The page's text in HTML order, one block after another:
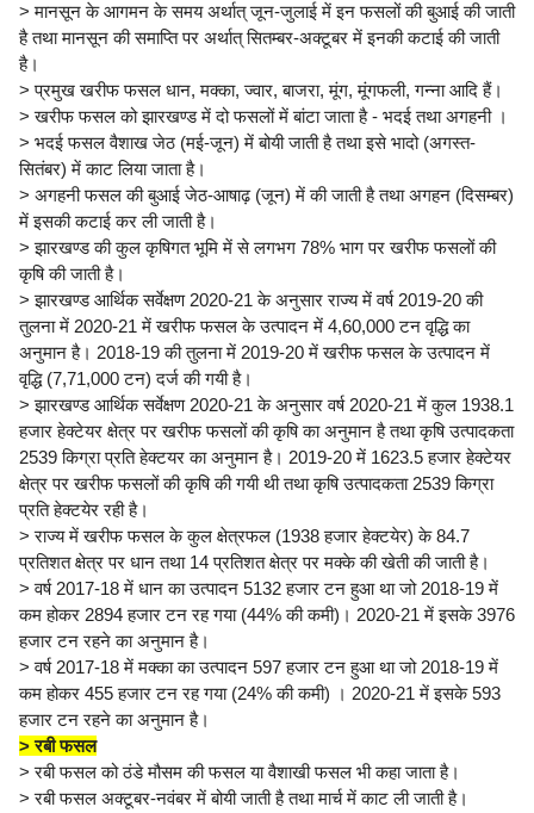
> मानसून के आगमन के समय अर्थात् जून-जुलाई में इन फसलों की बुआई की जाती
है तथा मानसून की समाप्ति पर अर्थात् सितम्बर-अक्टूबर में इनकी कटाई की जाती
है।
> प्रमुख खरीफ फसल धान, मक्का, ज्वार, बाजरा, मूंग, मूंगफली, गन्ना आदि हैं।
> खरीफ फसल को झारखण्ड में दो फसलों में बांटा जाता है - भदई तथा अगहनी ।
> भदई फसल वैशाख जेठ (मई-जून) में बोयी जाती है तथा इसे भादो (अगस्त-
सितंबर) में काट लिया जाता है।
> अगहनी फसल की बुआई जेठ-आषाढ़ (जून) में की जाती है तथा अगहन (दिसम्बर)
में इसकी कटाई कर ली जाती है।
> झारखण्ड की कुल कृषिगत भूमि में से लगभग 78% भाग पर खरीफ फसलों की
कृषि की जाती है।
> झारखण्ड आर्थिक सर्वेक्षण 2020-21 के अनुसार राज्य में वर्ष 2019-20 की
तुलना में 2020-21 में खरीफ फसल के उत्पादन में 4,60,000 टन वृद्धि का
अनुमान है। 2018-19 की तुलना में 2019-20 में खरीफ फसल के उत्पादन में
वृद्धि (7,71,000 टन) दर्ज की गयी है।
> झारखण्ड आर्थिक सर्वेक्षण 2020-21 के अनुसार वर्ष 2020-21 में कुल 1938.1
हजार हेक्टेयर क्षेत्र पर खरीफ फसलों की कृषि का अनुमान है तथा कृषि उत्पादकता
2539 किग्रा प्रति हेक्टयर का अनुमान है। 2019-20 में 1623.5 हजार हेक्टेयर
क्षेत्र पर खरीफ फसलों की कृषि की गयी थी तथा कृषि उत्पादकता 2539 किग्रा
प्रति हेक्टयेर रही है।
> राज्य में खरीफ फसल के कुल क्षेत्रफल (1938 हजार हेक्टयेर) के 84.7
प्रतिशत क्षेत्र पर धान तथा 14 प्रतिशत क्षेत्र पर मक्के की खेती की जाती है।
> वर्ष 2017-18 में धान का उत्पादन 5132 हजार टन हुआ था जो 2018-19 में
कम होकर 2894 हजार टन रह गया (44% की कमी)। 2020-21 में इसके 3976
हजार टन रहने का अनुमान है।
> वर्ष 2017-18 में मक्का का उत्पादन 597 हजार टन हुआ था जो 2018-19 में
कम होकर 455 हजार टन रह गया (24% की कमी) । 2020-21 में इसके 593
हजार टन रहने का अनुमान है।
> रबी फसल
> रबी फसल को ठंडे मौसम की फसल या वैशाखी फसल भी कहा जाता है।
> रबी फसल अक्टूबर-नवंबर में बोयी जाती है तथा मार्च में काट ली जाती है।